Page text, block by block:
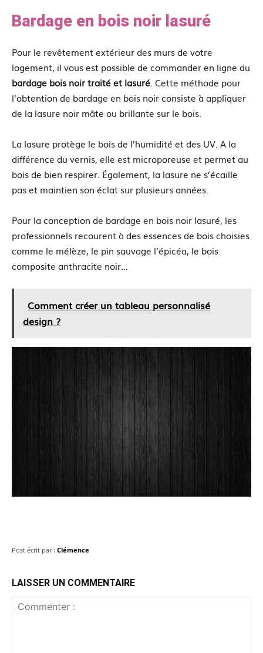
Bardage en bois noir lasuré
Pour le revêtement extérieur des murs de votre
logement, il vous est possible de commander en ligne du
bardage bois noir traité et lasuré. Cette méthode pour
l’obtention de bardage en bois noir consiste à appliquer
de la lasure noir mâte ou brillante sur le bois.
La lasure protège le bois de l’humidité et des UV. A la
différence du vernis, elle est microporeuse et permet au
bois de bien respirer. Également, la lasure ne s’écaille
pas et maintien son éclat sur plusieurs années.
Pour la conception de bardage en bois noir lasuré, les
professionnels recourent à des essences de bois choisies
comme le mélèze, le pin sauvage l’épicéa, le bois
composite anthracite noir…
Comment créer un tableau personnalisé
design ?
Post écrit par : Clémence
LAISSER UN COMMENTAIRE